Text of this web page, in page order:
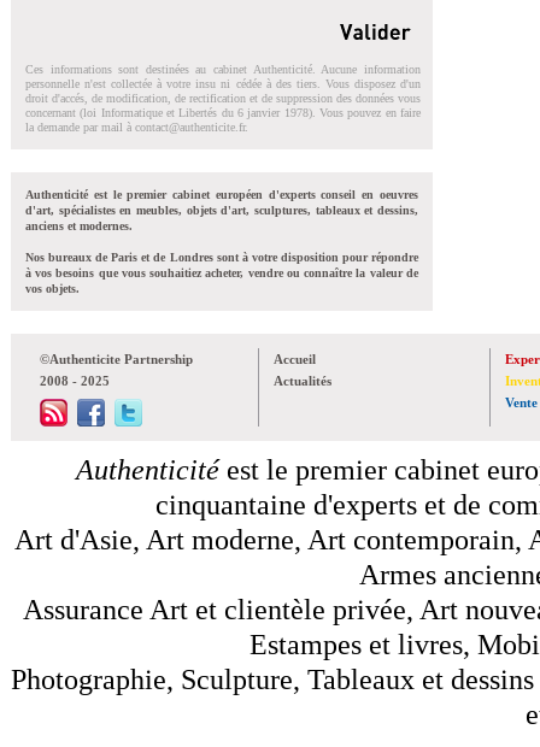
Ces informations sont destinées au cabinet Authenticité. Aucune information
personnelle n'est collectée à votre insu ni cédée à des tiers. Vous disposez d'un
droit d'accés, de modification, de rectification et de suppression des données vous
concernant (loi Informatique et Libertés du 6 janvier 1978). Vous pouvez en faire
la demande par mail à contact@authenticite.fr.
Authenticité est le premier cabinet européen d'experts conseil en oeuvres
d'art, spécialistes en meubles, objets d'art, sculptures, tableaux et dessins,
anciens et modernes.
Nos bureaux de Paris et de Londres sont à votre disposition pour répondre
à vos besoins que vous souhaitiez acheter, vendre ou connaître la valeur de
vos objets.
©Authenticite Partnership
2008 - 2025
Accueil
Actualités
Vente
Authenticitéest le premier cabinet
cinquantaine d'experts et de
Art d'Asie, Art moderne, Art contemporain,
Armes
Assurance Art et clientèle privée, Art
Estampes et livres,
Photographie, Sculpture, Tableaux et